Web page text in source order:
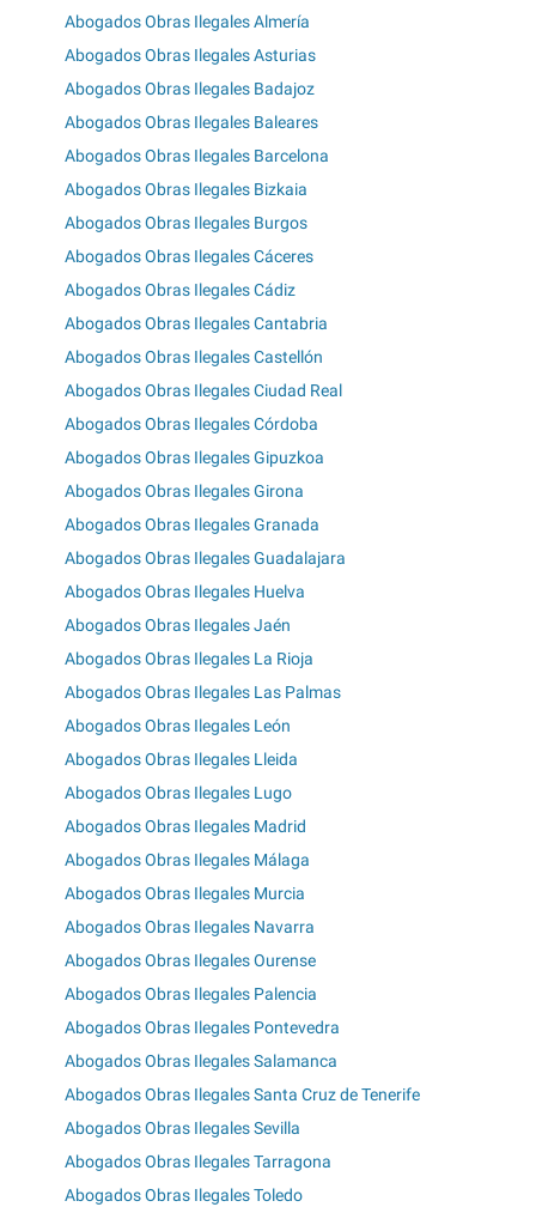
Abogados Obras Ilegales Almería
Abogados Obras Ilegales Asturias
Abogados Obras Ilegales Badajoz
Abogados Obras Ilegales Baleares
Abogados Obras Ilegales Barcelona
Abogados Obras Ilegales Bizkaia
Abogados Obras Ilegales Burgos
Abogados Obras Ilegales Cáceres
Abogados Obras Ilegales Cádiz
Abogados Obras Ilegales Cantabria
Abogados Obras Ilegales Castellón
Abogados Obras Ilegales Ciudad Real
Abogados Obras Ilegales Córdoba
Abogados Obras Ilegales Gipuzkoa
Abogados Obras Ilegales Girona
Abogados Obras Ilegales Granada
Abogados Obras Ilegales Guadalajara
Abogados Obras Ilegales Huelva
Abogados Obras Ilegales Jaén
Abogados Obras Ilegales La Rioja
Abogados Obras Ilegales Las Palmas
Abogados Obras Ilegales León
Abogados Obras Ilegales Lleida
Abogados Obras Ilegales Lugo
Abogados Obras Ilegales Madrid
Abogados Obras Ilegales Málaga
Abogados Obras Ilegales Murcia
Abogados Obras Ilegales Navarra
Abogados Obras Ilegales Ourense
Abogados Obras Ilegales Palencia
Abogados Obras Ilegales Pontevedra
Abogados Obras Ilegales Salamanca
Abogados Obras Ilegales Santa Cruz de Tenerife
Abogados Obras Ilegales Sevilla
Abogados Obras Ilegales Tarragona
Abogados Obras Ilegales Toledo